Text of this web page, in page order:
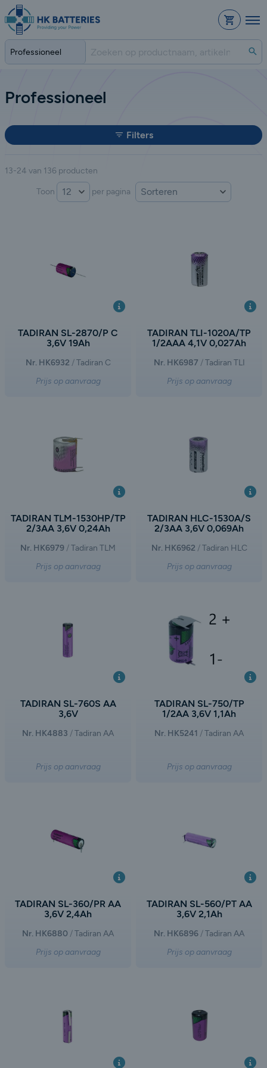
Professioneel
Filters
13-24 van 136 producten
Toon per pagina Sorteer op:
TADIRAN SL-2870/P C
3,6V 19Ah
Nr. HK6932
Tadiran C
Prijs op aanvraag
TADIRAN TLI-1020A/TP
1/2AAA 4,1V 0,027Ah
Nr. HK6987
Tadiran TLI
Prijs op aanvraag
TADIRAN TLM-1530HP/TP
2/3AA 3,6V 0,24Ah
Nr. HK6979
Tadiran TLM
Prijs op aanvraag
TADIRAN HLC-1530A/S
2/3AA 3,6V 0,069Ah
Nr. HK6962
Tadiran HLC
Prijs op aanvraag
TADIRAN SL-760S AA
3,6V
Nr. HK4883 Tadiran AA
Prijs op aanvraag
TADIRAN SL-750/TP
1/2AA 3,6V 1,1Ah
Nr. HK5241 Tadiran AA
Prijs op aanvraag
TADIRAN SL-360/PR AA
3,6V 2,4Ah
Nr. HK6880
Tadiran AA
Prijs op aanvraag
TADIRAN SL-560/PT AA
3,6V 2,1Ah
Nr. HK6896
Tadiran AA
Prijs op aanvraag